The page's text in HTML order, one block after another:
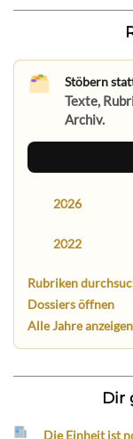
Stöbern
Texte,
Archiv.
2026
2022
Rubriken
Dossiers öffnen
Alle Jahre anzeigen
Dir
Die Einheit ist